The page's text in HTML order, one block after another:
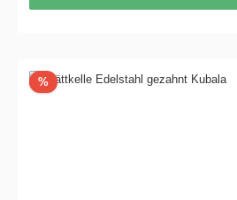
%Rabatt